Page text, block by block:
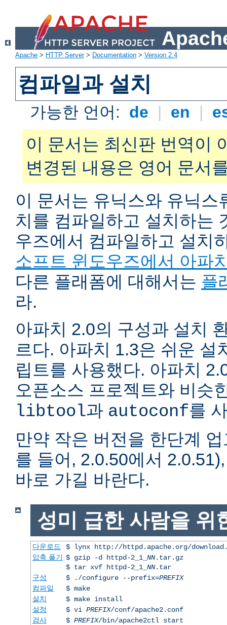
Apache > HTTP Server> Documentation > Version 2.4
컴파일과 설치
가능한 언어: de | en |
이 문서는 최신판 번역이
변경된 내용은 영어 문서
이 문서는 유닉스와 유닉스
치를 컴파일하고 설치하는
우즈에서 컴파일하고 설치
소프트 윈도우즈에서 아파
다른 플래폼에 대해서는 플
라.
아파치 2.0의 구성과 설치
르다. 아파치 1.3은 쉬운 설
립트를 사용했다. 아파치
오픈소스 프로젝트와 비슷
libtool과 autoconf를
만약 작은 버전을 한단계
를 들어, 2.0.50에서
바로 가길 바란다.
성미 급한 사람을 위
다운로드
$ lynx http://httpd.apache.org/
압축 풀기 $ gzip -d httpd-2_1_ NN.tar.gz
$ tar xvf httpd-2_1_ NN.tar
구성
$ ./configure --prefix=PREFIX
컴파일
$ make
설치
$ make install
설정
$ vi PREFIX/conf/apache2.conf
검사
$ PREFIX/bin/apache2ctl start